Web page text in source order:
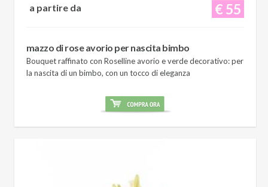
€ 55
a partire da
mazzo di rose avorio per nascita bimbo
Bouquet raffinato con Roselline avorio e verde decorativo: per
la nascita di un bimbo, con un tocco di eleganza